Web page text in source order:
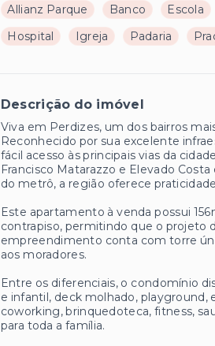
Allianz Parque Banco Escola
Hospital
Igreja Padaria
Descrição do imóvel
Viva em Perdizes, um dos bairros
Reconhecido por sua excelente
fácil acesso às principais vias da
Francisco Matarazzo e Elevado
do metrô, a região oferece
Este apartamento à venda possui
contrapiso, permitindo que o projeto
empreendimento conta com torre
aos moradores.
Entre os diferenciais, o condomínio
e infantil, deck molhado, playground,
coworking, brinquedoteca, fitness,
para toda a família.